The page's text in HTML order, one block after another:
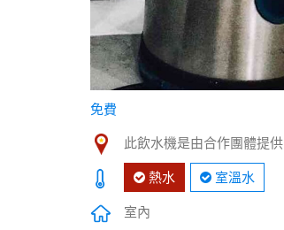
免費
此飲水機是由合作團體提供
熱水 室溫水
室內